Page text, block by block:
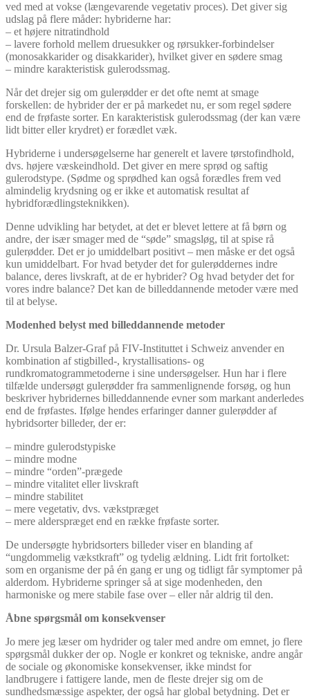
ved med at vokse (længevarende vegetativ proces). Det giver sig
udslag på flere måder: hybriderne har:
– et højere nitratindhold
– lavere forhold mellem druesukker og rørsukker-forbindelser
(monosakkarider og disakkarider), hvilket giver en sødere smag
– mindre karakteristisk gulerodssmag.
Når det drejer sig om gulerødder er det ofte nemt at smage
forskellen: de hybrider der er på markedet nu, er som regel sødere
end de frøfaste sorter. En karakteristisk gulerodssmag (der kan være
lidt bitter eller krydret) er forædlet væk.
Hybriderne i undersøgelserne har generelt et lavere tørstofindhold,
dvs. højere væskeindhold. Det giver en mere sprød og saftig
gulerodstype. (Sødme og sprødhed kan også forædles frem ved
almindelig krydsning og er ikke et automatisk resultat af
hybridforædlingsteknikken).
Denne udvikling har betydet, at det er blevet lettere at få børn og
andre, der især smager med de “søde” smagsløg, til at spise rå
gulerødder. Det er jo umiddelbart positivt – men måske er det også
kun umiddelbart. For hvad betyder det for gulerøddernes indre
balance, deres livskraft, at de er hybrider? Og hvad betyder det for
vores indre balance? Det kan de billeddannende metoder være med
til at belyse.
Modenhed belyst med billeddannende metoder
Dr. Ursula Balzer-Graf på FIV-Instituttet i Schweiz anvender en
kombination af stigbilled-, krystallisations- og
rundkromatogrammetoderne i sine undersøgelser. Hun har i flere
tilfælde undersøgt gulerødder fra sammenlignende forsøg, og hun
beskriver hybridernes billeddannende evner som markant anderledes
end de frøfastes. Ifølge hendes erfaringer danner gulerødder af
hybridsorter billeder, der er:
– mindre gulerodstypiske
– mindre modne
– mindre “orden”-prægede
– mindre vitalitet eller livskraft
– mindre stabilitet
– mere vegetativ, dvs. vækstpræget
– mere alderspræget end en række frøfaste sorter.
De undersøgte hybridsorters billeder viser en blanding af
“ungdommelig vækstkraft” og tydelig ældning. Lidt frit fortolket:
som en organisme der på én gang er ung og tidligt får symptomer på
alderdom. Hybriderne springer så at sige modenheden, den
harmoniske og mere stabile fase over – eller når aldrig til den.
Åbne spørgsmål om konsekvenser
Jo mere jeg læser om hydrider og taler med andre om emnet, jo flere
spørgsmål dukker der op. Nogle er konkret og tekniske, andre angår
de sociale og økonomiske konsekvenser, ikke mindst for
landbrugere i fattigere lande, men de fleste drejer sig om de
sundhedsmæssige aspekter, der også har global betydning. Det er